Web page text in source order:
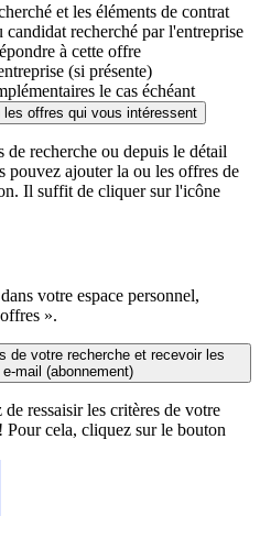
et les éléments de contrat
recherché par l'entreprise
à cette offre
(si présente)
le cas échéant
offres qui vous intéressent
de recherche ou depuis le détail
pouvez ajouter la ou les offres de
Il suffit de cliquer sur l'icône
votre espace personnel,
».
de votre recherche et recevoir les
mail (abonnement)
ressaisir les critères de votre
Pour cela, cliquez sur le bouton